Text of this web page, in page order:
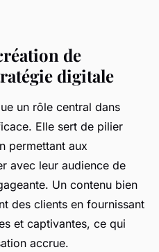
de
digitale
un rôle central dans
Elle sert de pilier
permettant aux
avec leur audience de
Un contenu bien
des clients en fournissant
et captivantes, ce qui
accrue.